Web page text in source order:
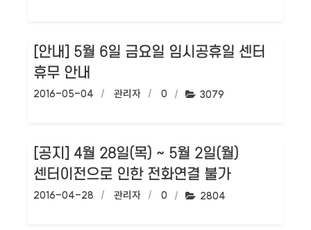
[안내] 5월 6일 금요일 임시공휴일 센터
휴무 안내
작성일:
2016-05-04 작성자:
관리자 댓글수:
0 조회수:
3079
[공지] 4월 28일(목) ~ 5월 2일(월)
센터이전으로 인한 전화연결 불가
작성일:
2016-04-28 작성자:
관리자 댓글수:
0 조회수:
2804